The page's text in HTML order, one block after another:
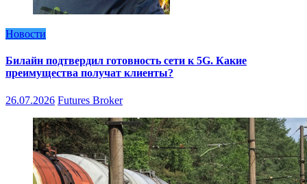
Новости
Билайн подтвердил готовность сети к 5G. Какие
преимущества получат клиенты?
26.07.2026 Futures Broker